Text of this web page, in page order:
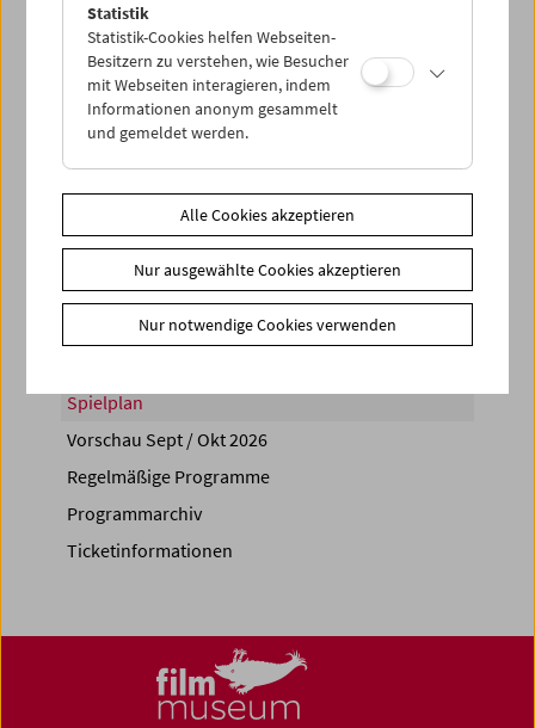
PROGRAMM ÜBERBLICK
Share on
Spielplan
Vorschau Sept / Okt 2026
Regelmäßige Programme
Programmarchiv
Ticketinformationen
Statistik
Statistik-Cookies helfen Webseiten-
Besitzern zu verstehen, wie Besucher
mit Webseiten interagieren, indem
Informationen anonym gesammelt
und gemeldet werden.
Alle Cookies akzeptieren
Nur ausgewählte Cookies akzeptieren
Nur notwendige Cookies verwenden